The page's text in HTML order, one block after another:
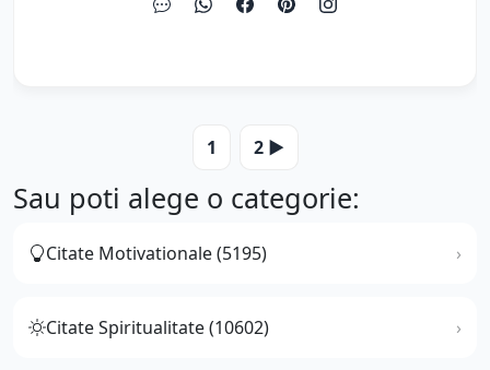
1 2 ▶️
Sau poti alege o categorie:
Citate Motivationale (5195)
Citate Spiritualitate (10602)